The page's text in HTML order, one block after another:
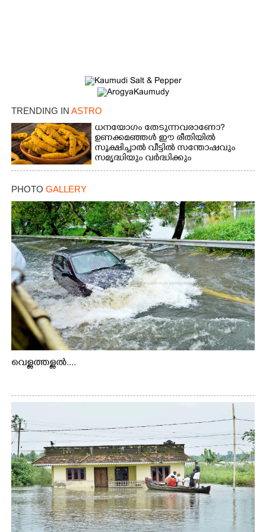
TRENDING IN ASTRO
ധനയോഗം തേടുന്നവരാണോ?​
ഉണക്കമഞ്ഞൾ​ ഈ രീതിയിൽ
സൂക്ഷിച്ചാൽ വീട്ടിൽ സന്തോഷവും
സമൃദ്ധിയും വർദ്ധിക്കും
PHOTO GALLERY
വെള്ളത്തള്ളൽ....